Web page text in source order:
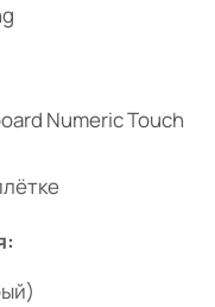
Numeric Touch